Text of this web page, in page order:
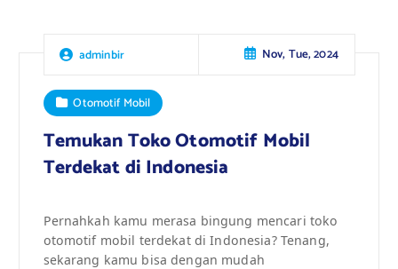
adminbir Nov, Tue, 2024
Otomotif Mobil
Temukan Toko Otomotif Mobil
Terdekat di Indonesia
Pernahkah kamu merasa bingung mencari toko
otomotif mobil terdekat di Indonesia? Tenang,
sekarang kamu bisa dengan mudah